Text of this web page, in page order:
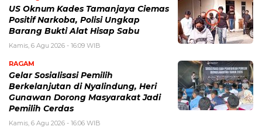
US Oknum Kades Tamanjaya Ciemas
Positif Narkoba, Polisi Ungkap
Barang Bukti Alat Hisap Sabu
Kamis, 6 Agu 2026 - 16:09 WIB
RAGAM
Gelar Sosialisasi Pemilih
Berkelanjutan di Nyalindung, Heri
Gunawan Dorong Masyarakat Jadi
Pemilih Cerdas
Kamis, 6 Agu 2026 - 16:06 WIB